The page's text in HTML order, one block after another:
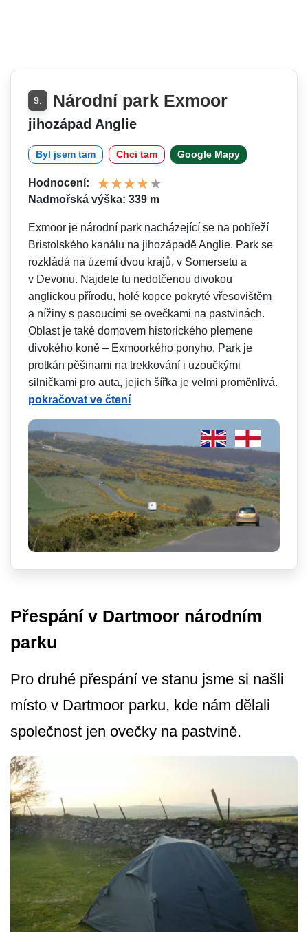
9. Národní park Exmoor
jihozápad Anglie
Byl jsem tam Chci tam Google Mapy
Hodnocení:
Nadmořská výška: 339 m
Exmoor je národní park nacházející se na pobřeží
Bristolského kanálu na jihozápadě Anglie. Park se
rozkládá na území dvou krajů, v Somersetu a
v Devonu. Najdete tu nedotčenou divokou
anglickou přírodu, holé kopce pokryté vřesovištěm
a nížiny s pasoucími se ovečkami na pastvinách.
Oblast je také domovem historického plemene
divokého koně – Exmoorkého ponyho. Park je
protkán pěšinami na trekkování i uzoučkými
silničkami pro auta, jejich šířka je velmi proměnlivá.
pokračovat ve čtení
Přespání v Dartmoor národním
parku
Pro druhé přespání ve stanu jsme si našli
místo v Dartmoor parku, kde nám dělali
společnost jen ovečky na pastvině.